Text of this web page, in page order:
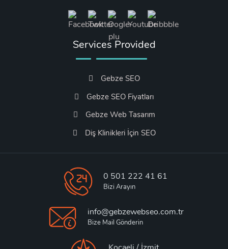
Services Provided
Gebze SEO
Gebze SEO Fiyatları
Gebze Web Tasarım
Diş Klinikleri İçin SEO
0 501 222 41 61
Bizi Arayın
info@gebzewebseo.com.tr
Bize Mail Gönderin